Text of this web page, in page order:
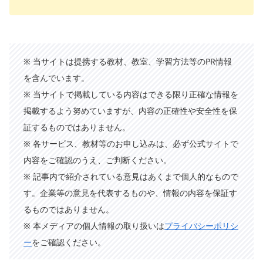
※ 当サイトは提携する教材、教室、学習方法等のPR情報
を含んでいます。
※ 当サイトで掲載している内容はできる限り正確な情報を
掲載するよう努めていますが、内容の正確性や安全性を保
証するものではありません。
※ 各サービス、教材等のお申し込みは、必ず公式サイトで
内容をご確認のうえ、ご判断ください。
※ 記事内で紹介されている意見はあくまで個人的なもので
す。企業等の意見を代表するものや、情報の内容を保証す
るものではありません。
※ 本メディアの個人情報の取り扱いはプライバシーポリシ
ーをご確認ください。